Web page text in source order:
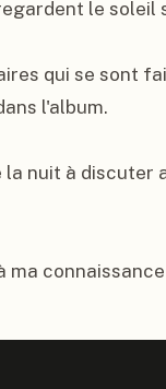
le soleil
qui se sont
l'album.
nuit à discuter
ma